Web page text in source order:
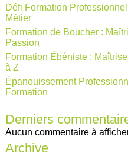
Défi Formation
Métier
Formation de Boucher :
Passion
Formation Ébéniste :
à Z
Épanouissement
Formation
Derniers
Aucun commentaire à
Archive